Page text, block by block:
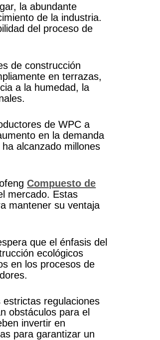
la abundante
de la industria.
del proceso de
de construcción
en terrazas,
a la humedad, la
de WPC a
en la demanda
alcanzado millones
Compuesto de
mercado. Estas
mantener su ventaja
que el énfasis del
ecológicos
en los procesos de
regulaciones
obstáculos para el
invertir en
para garantizar un